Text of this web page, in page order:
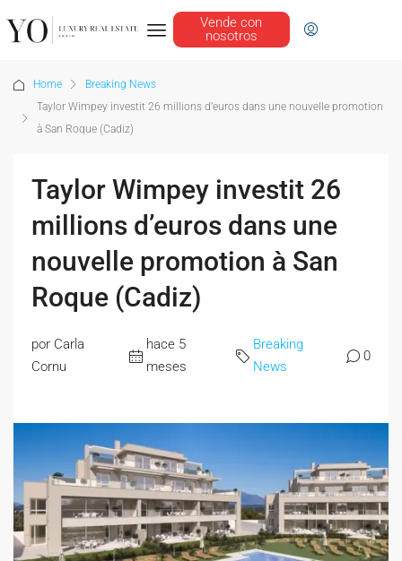
Vende con
nosotros
Home
Breaking News
Taylor Wimpey investit 26 millions d’euros dans une nouvelle promotion
à San Roque (Cadiz)
Taylor Wimpey investit 26
millions d’euros dans une
nouvelle promotion à San
Roque (Cadiz)
por Carla
Cornu
hace 5
meses
Breaking
News
0